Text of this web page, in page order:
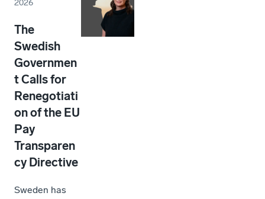
2026
The
Swedish
Governmen
t Calls for
Renegotiati
on of the EU
Pay
Transparen
cy Directive
Sweden has